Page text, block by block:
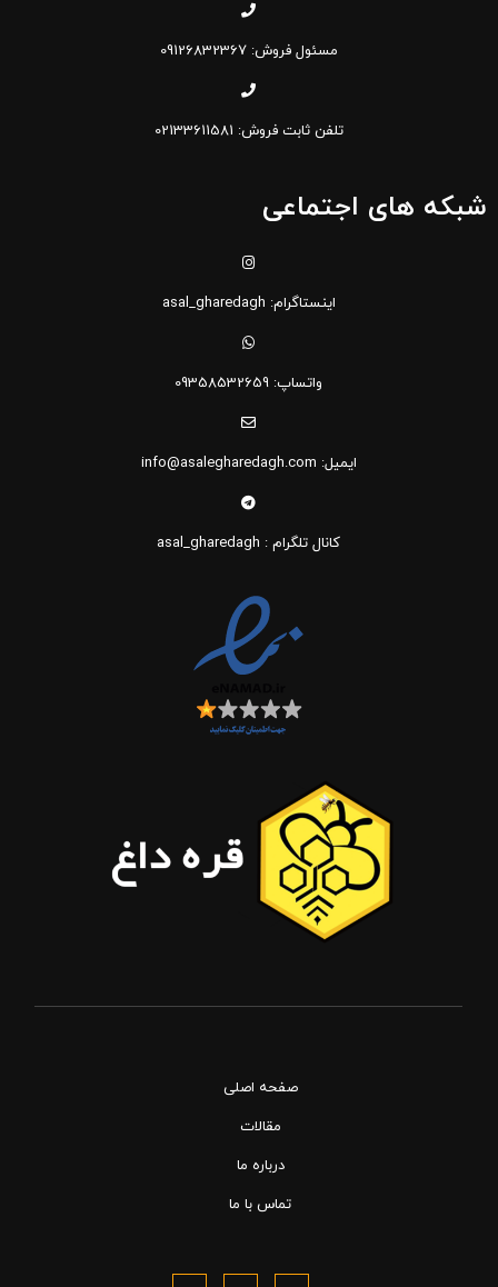
مسئول فروش: 09126832367
تلفن ثابت فروش: 02133611581
شبکه های اجتماعی
اینستاگرام: asal_gharedagh
واتساپ: 09358532659
ایمیل: info@asalegharedagh.com
کانال تلگرام : asal_gharedagh
صفحه اصلی
مقالات
درباره ما
تماس با ما